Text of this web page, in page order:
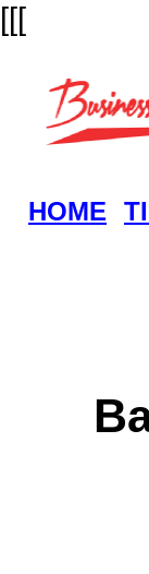
[[[
HOME